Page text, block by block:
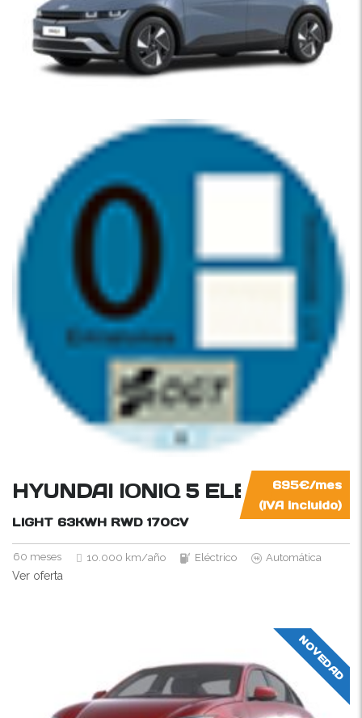
695€/mes
(IVA incluido)
HYUNDAI IONIQ 5 ELÉCTRIC
LIGHT 63KWH RWD 170CV
60 meses 10.000 km/año Eléctrico Automática
Ver oferta
NOVEDAD